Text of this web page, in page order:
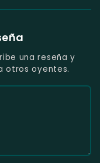
una reseña y
otros oyentes.